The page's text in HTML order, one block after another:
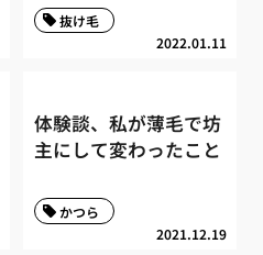
2022.01.11
抜け毛
体験談、私が薄毛で坊
主にして変わったこと
2021.12.19
かつら